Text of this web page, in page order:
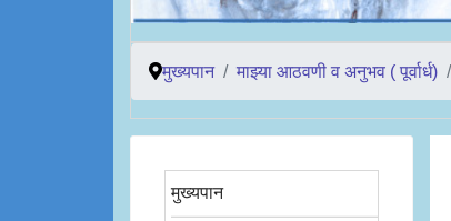
मुख्यपान माझ्या आठवणी व अनुभव ( पूर्वार्ध)
मुख्यपान